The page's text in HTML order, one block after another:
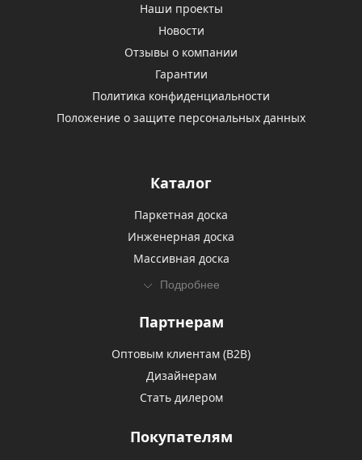
Наши проекты
Новости
Отзывы о компании
Гарантии
Политика конфиденциальности
Положение о защите персональных данных
Каталог
Паркетная доска
Инженерная доска
Массивная доска
Подробнее
Партнерам
Оптовым клиентам (В2В)
Дизайнерам
Стать дилером
Покупателям